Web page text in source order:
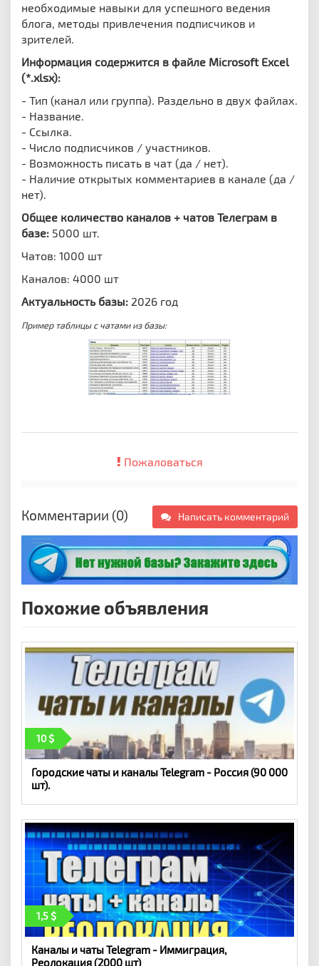
необходимые навыки для успешного ведения
блога, методы привлечения подписчиков и
зрителей.
Информация содержится в файле Microsoft Excel
(*.xlsx):
- Тип (канал или группа). Раздельно в двух файлах.
- Название.
- Ссылка.
- Число подписчиков / участников.
- Возможность писать в чат (да / нет).
- Наличие открытых комментариев в канале (да /
нет).
Общее количество каналов + чатов Телеграм в
базе: 5000 шт.
Чатов: 1000 шт
Каналов: 4000 шт
Актуальность базы: 2026 год
Пример таблицы с чатами из базы:
Пожаловаться
Комментарии (0) Написать комментарий
Похожие объявления
10
Городские чаты и каналы Telegram - Россия (90 000
шт).
1,5
Каналы и чаты Telegram - Иммиграция,
Реолокация (2000 шт)